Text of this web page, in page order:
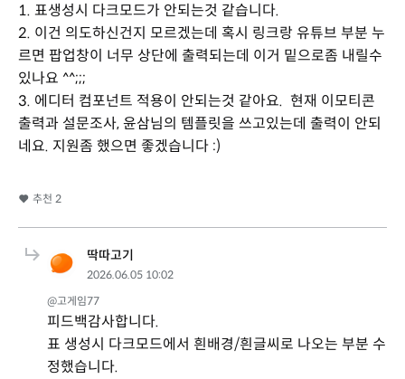
1. 표생성시 다크모드가 안되는것 같습니다.
2. 이건 의도하신건지 모르겠는데 혹시 링크랑 유튜브 부분 누
르면 팝업창이 너무 상단에 출력되는데 이거 밑으로좀 내릴수
있나요 ^^;;;
3. 에디터 컴포넌트 적용이 안되는것 같아요. 현재 이모티콘
출력과 설문조사, 윤삼님의 템플릿을 쓰고있는데 출력이 안되
네요. 지원좀 했으면 좋겠습니다 :)
추천 2
딱따고기
2026.06.05 10:02
@고게임77
피드백감사합니다.
표 생성시 다크모드에서 흰배경/흰글씨로 나오는 부분 수
정했습니다.